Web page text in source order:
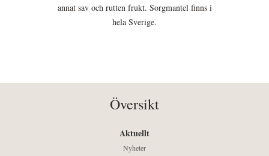
annat sav och rutten frukt. Sorgmantel finns i
hela Sverige.
Översikt
Aktuellt
Nyheter